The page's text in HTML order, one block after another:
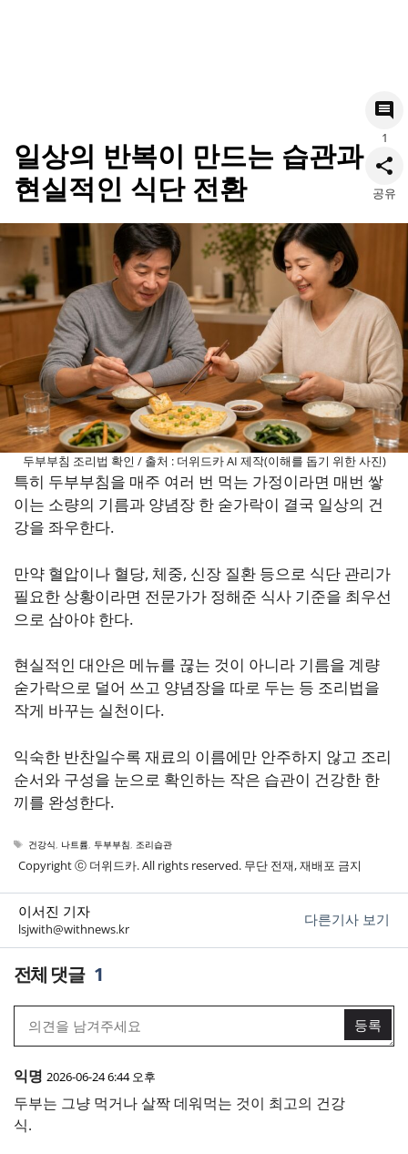
일상의 반복이 만드는 습관과
현실적인 식단 전환
두부부침 조리법 확인 / 출처 : 더위드카 AI 제작(이해를 돕기 위한 사진)
특히 두부부침을 매주 여러 번 먹는 가정이라면 매번 쌓
이는 소량의 기름과 양념장 한 숟가락이 결국 일상의 건
강을 좌우한다.
만약 혈압이나 혈당, 체중, 신장 질환 등으로 식단 관리가
필요한 상황이라면 전문가가 정해준 식사 기준을 최우선
으로 삼아야 한다.
현실적인 대안은 메뉴를 끊는 것이 아니라 기름을 계량
숟가락으로 덜어 쓰고 양념장을 따로 두는 등 조리법을
작게 바꾸는 실천이다.
익숙한 반찬일수록 재료의 이름에만 안주하지 않고 조리
순서와 구성을 눈으로 확인하는 작은 습관이 건강한 한
끼를 완성한다.
1
공유
태
건강식, 나트륨, 두부부침, 조리습관
Copyright ⓒ 더위드카. All rights reserved. 무단 전재, 재배포 금지
이서진 기자
lsjwith@withnews.kr
다른기사 보기
1
익명 2026-06-24 6:44 오후
두부는 그냥 먹거나 살짝 데워먹는 것이 최고의 건강
식.